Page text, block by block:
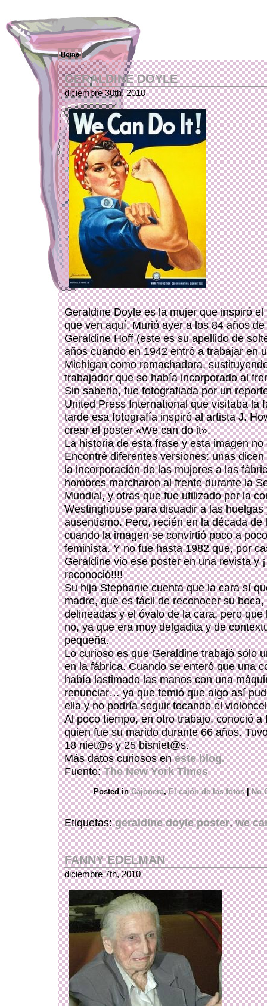
Home
GERALDINE DOYLE
diciembre 30th, 2010
Geraldine Doyle es la mujer que inspiró el
que ven aquí. Murió ayer a los 84 años
Geraldine Hoff (este es su apellido de
años cuando en 1942 entró a trabajar en
Michigan como remachadora,
trabajador que se había incorporado al
Sin saberlo, fue fotografiada por un
United Press International que visitaba la
tarde esa fotografía inspiró al artista J.
crear el poster «We can do it».
La historia de esta frase y esta imagen
Encontré diferentes versiones: unas
la incorporación de las mujeres a las
hombres marcharon al frente durante la
Mundial, y otras que fue utilizado por la
Westinghouse para disuadir a las huelgas
ausentismo. Pero, recién en la década de
cuando la imagen se convirtió poco a
feminista. Y no fue hasta 1982 que, por
Geraldine vio ese poster en una revista y
reconoció!!!!
Su hija Stephanie cuenta que la cara sí
madre, que es fácil de reconocer su
delineadas y el óvalo de la cara, pero que
no, ya que era muy delgadita y de
pequeña.
Lo curioso es que Geraldine trabajó sólo
en la fábrica. Cuando se enteró que una
había lastimado las manos con una
renunciar… ya que temió que algo así
ella y no podría seguir tocando el
Al poco tiempo, en otro trabajo, conoció a
quien fue su marido durante 66 años.
18 niet@s y 25 bisniet@s.
Más datos curiosos eneste blog.
Fuente:The New York Times
Posted inCajonera,El cajón de las fotos | No
Etiquetas:geraldine doyle poster,we
FANNY EDELMAN
diciembre 7th, 2010